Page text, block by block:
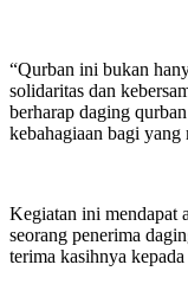
“Qurban ini bukan
solidaritas dan
berharap daging
kebahagiaan bagi
Kegiatan ini mendapat
seorang penerima
terima kasihnya